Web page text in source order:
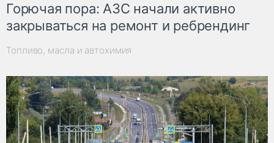
Горючая пора: АЗС начали активно
закрываться на ремонт и ребрендинг
Топливо, масла и автохимия